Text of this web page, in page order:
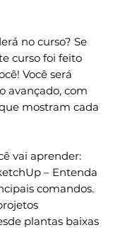
no curso? Se
curso foi feito
Você será
avançado, com
mostram cada
vai aprender:
– Entenda
comandos.
plantas baixas